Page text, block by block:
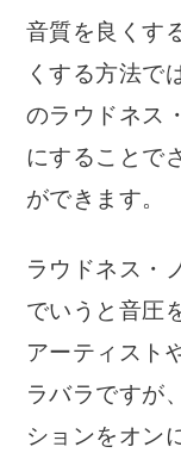
音質を良くす
くする方法で
のラウドネス
にすることで
ができます。
ラウドネス・
でいうと音圧
アーティスト
ラバラですが
ションをオン